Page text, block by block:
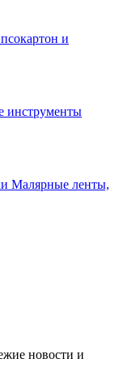
и
инструменты
Малярные ленты,
новости и